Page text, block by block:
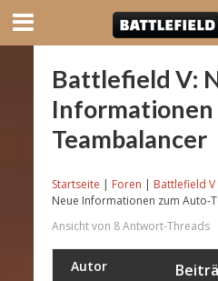
Battlefield V:
Informationen
Teambalancer
Startseite | Foren | Battlefield V
Neue Informationen zum Auto-
Ansicht von 8 Antwort-Threads
Autor